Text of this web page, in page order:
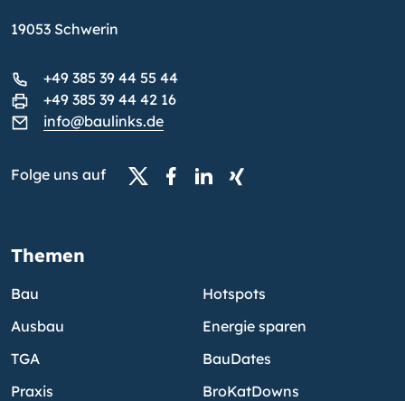
19053 Schwerin
+49 385 39 44 55 44
+49 385 39 44 42 16
info@baulinks.de
Folge uns auf
Themen
Bau
Ausbau
TGA
Praxis
Hotspots
Energie sparen
BauDates
BroKatDowns